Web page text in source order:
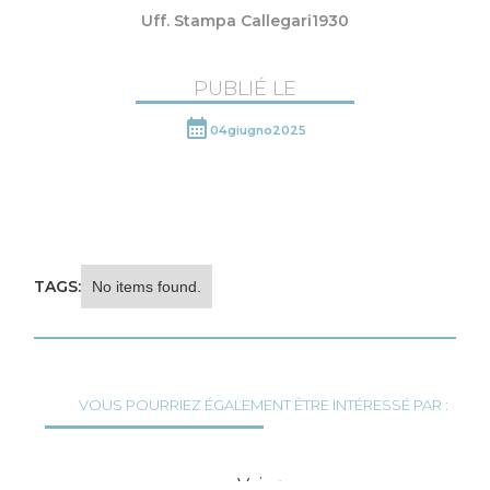
Uff. Stampa Callegari1930
PUBLIÉ LE
04giugno2025
TAGS: No items found.
VOUS POURRIEZ ÉGALEMENT ÊTRE INTÉRESSÉ PAR :
Voir